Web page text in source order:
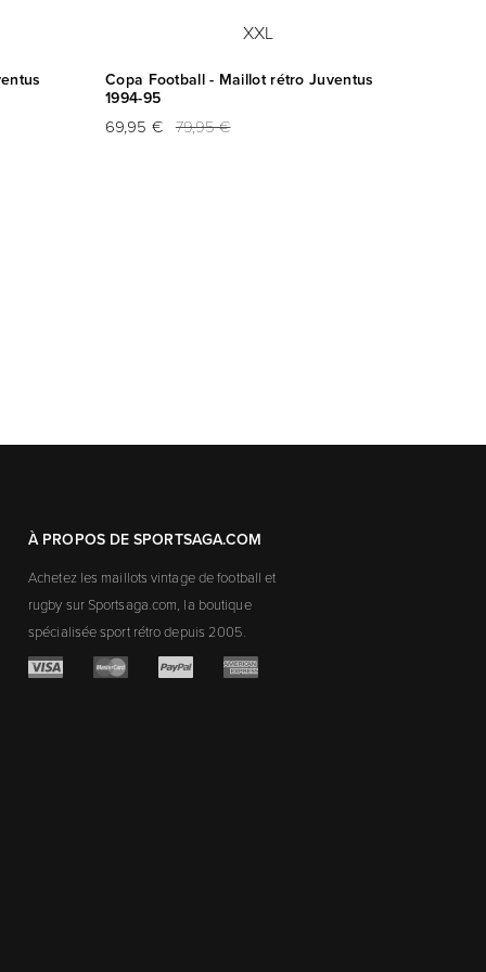
XXL
Copa Football - Maillot rétro Juventus
1994-95
69,95 € 79,95 €
À PROPOS DE SPORTSAGA.COM
Achetez les maillots vintage de football et
rugby sur Sportsaga.com, la boutique
spécialisée sport rétro depuis 2005.